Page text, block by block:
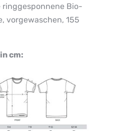
ringgesponnene Bio-
vorgewaschen, 155
cm: